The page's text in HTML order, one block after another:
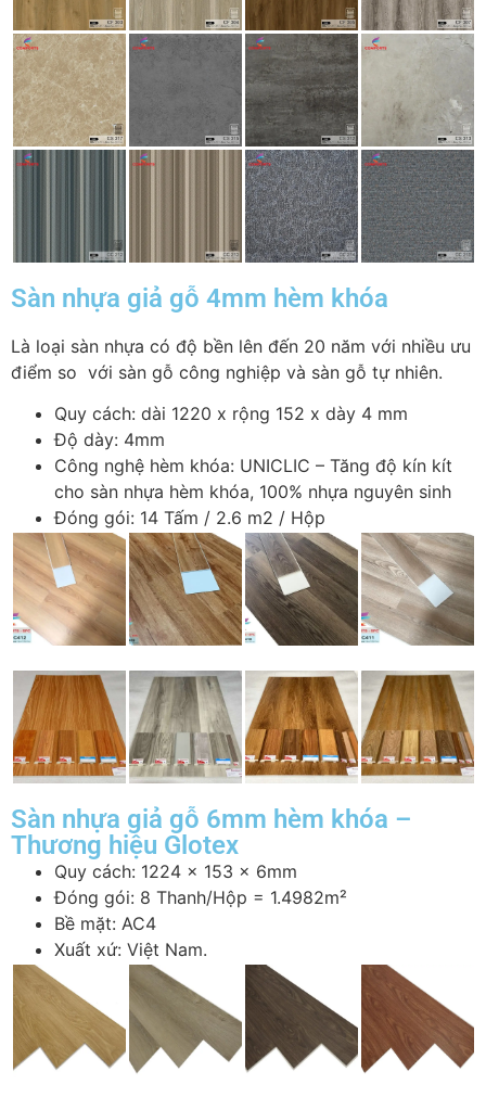
Sàn nhựa giả gỗ 4mm hèm khóa
Là loại sàn nhựa có độ bền lên đến 20 năm với nhiều ưu
điểm so với sàn gỗ công nghiệp và sàn gỗ tự nhiên.
Quy cách: dài 1220 x rộng 152 x dày 4 mm
Độ dày: 4mm
Công nghệ hèm khóa: UNICLIC – Tăng độ kín kít
cho sàn nhựa hèm khóa, 100% nhựa nguyên sinh
Đóng gói: 14 Tấm / 2.6 m2 / Hộp
Sàn nhựa giả gỗ 6mm hèm khóa –
Thương hiệu Glotex
Quy cách: 1224 x 153 x 6mm
Đóng gói: 8 Thanh/Hộp = 1.4982m²
Bề mặt: AC4
Xuất xứ: Việt Nam.